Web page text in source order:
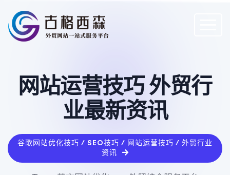
网站运营技巧 外贸行
业最新资讯
谷歌网站优化技巧 / SEO技巧 / 网站运营技巧 / 外贸行业
资讯